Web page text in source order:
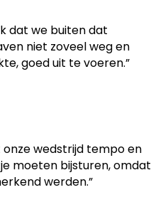
dat we buiten dat
niet zoveel weg en
goed uit te voeren.”
wedstrijd tempo en
moeten bijsturen, omdat
werden.”